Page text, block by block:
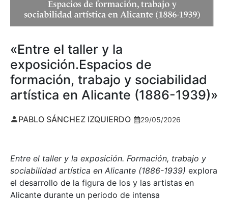
«Entre el taller y la
exposición.Espacios de
formación, trabajo y sociabilidad
artística en Alicante (1886-1939)»
PABLO SÁNCHEZ IZQUIERDO 29/05/2026
Entre el taller y la exposición. Formación, trabajo y
sociabilidad artística en Alicante (1886-1939) explora
el desarrollo de la figura de los y las artistas en
Alicante durante un periodo de intensa